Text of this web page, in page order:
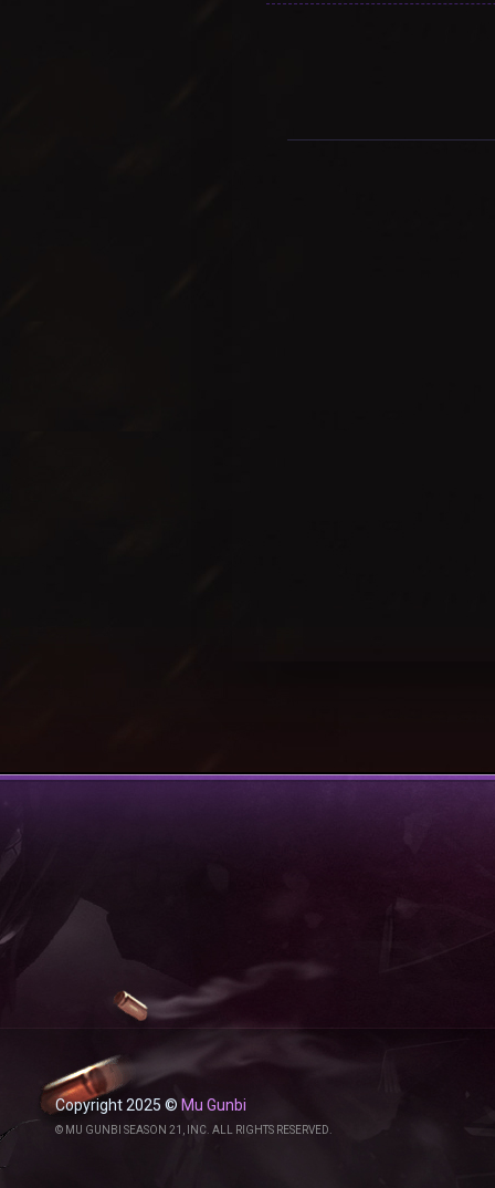
Copyright 2025 © Mu Gunbi
© MU GUNBI SEASON 21, INC. ALL RIGHTS RESERVED.